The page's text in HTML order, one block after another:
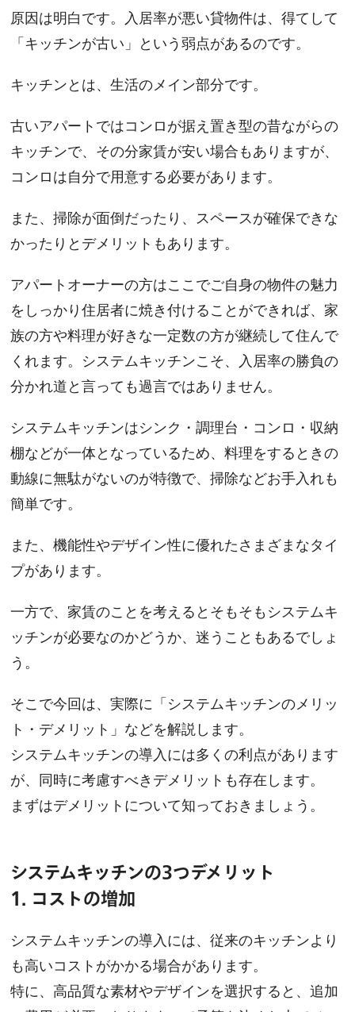
原因は明白です。入居率が悪い貸物件は、得てして
「キッチンが古い」
という弱点があるのです。
キッチンとは、生活のメイン部分です。
古いアパートではコンロが据え置き型の昔ながらの
キッチンで、その分家賃が安い場合もありますが、
コンロは自分で用意する必要があります。
また、掃除が面倒だったり、スペースが確保できな
かったりとデメリットもあります。
アパートオーナーの方はここでご自身の物件の魅力
をしっかり住居者に焼き付けることができれば、家
族の方や料理が好きな一定数の方が継続して住んで
くれます。システムキッチンこそ、入居率の勝負の
分かれ道と言っても過言ではありません。
システムキッチンはシンク・調理台・コンロ・収納
棚などが一体となっているため、料理をするときの
動線に無駄がないのが特徴で、掃除などお手入れも
簡単です。
また、機能性やデザイン性に優れたさまざまなタイ
プがあります。
一方で、家賃のことを考えるとそもそもシステムキ
ッチンが必要なのかどうか、迷うこともあるでしょ
う。
そこで今回は、実際に「システムキッチンのメリッ
ト・デメリット」 などを解説します。
システムキッチンの導入には多くの利点があります
が、同時に考慮すべきデメリットも存在します。
まずはデメリットについて知っておきましょう。
システムキッチンの3つデメリット
1. コストの増加
システムキッチンの導入には、従来のキッチンより
も高いコストがかかる場合があります。
特に、高品質な素材やデザインを選択すると、追加